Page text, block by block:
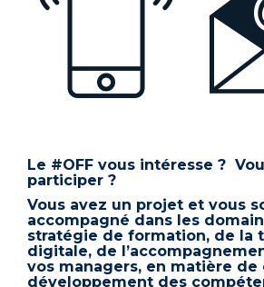
Le #OFF vous intéresse ?
participer ?
Vous avez un projet et vous
accompagné dans les
stratégie de formation, de la
digitale, de
vos managers, en matière
développement des